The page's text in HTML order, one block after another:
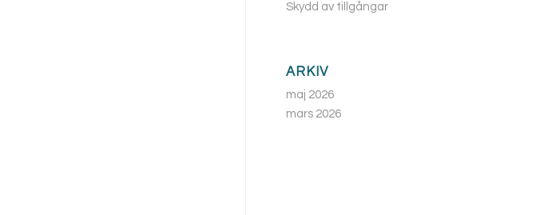
Skydd av tillgångar
ARKIV
maj 2026
mars 2026